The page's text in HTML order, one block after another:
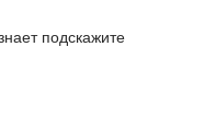
подскажите